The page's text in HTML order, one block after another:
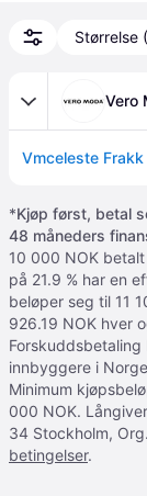
Størrelse
Vero
Vmceleste Frakk
*Kjøp først, betal
48 måneders
10 000 NOK
på 21.9 % har en
beløper seg til 11
926.19 NOK hver
innbyggere i
Minimum
000 NOK.
34 Stockholm,
betingelser.